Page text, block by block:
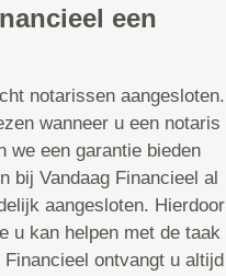
een
notarissen aangesloten.
wanneer u een notaris
we een garantie bieden
bij Vandaag Financieel al
aangesloten. Hierdoor
u kan helpen met de taak
ontvangt u altijd